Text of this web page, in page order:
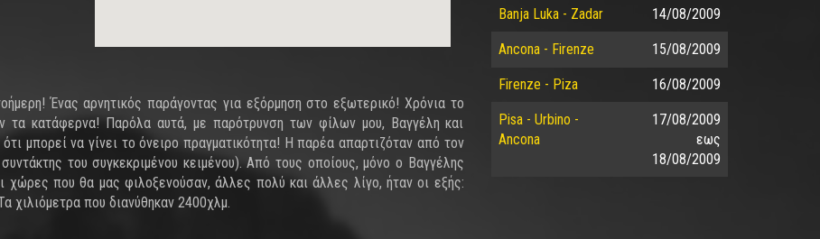
Ένας αρνητικός παράγοντας για εξόρμηση στο εξωτερικό! Χρόνια το
τα κατάφερνα! Παρόλα αυτά, με παρότρυνση των φίλων μου, Βαγγέλη και
μπορεί να γίνει το όνειρο πραγματικότητα! Η παρέα απαρτιζόταν από τον
του συγκεκριμένου κειμένου). Από τους οποίους, μόνο ο Βαγγέλης
χώρες που θα μας φιλοξενούσαν, άλλες πολύ και άλλες λίγο, ήταν οι εξής:
χιλιόμετρα που διανύθηκαν 2400χλμ.
Banja Luka - Zadar 14/08/2009
Ancona - Firenze 15/08/2009
Firenze - Piza 16/08/2009
Pisa - Urbino -
Ancona
17/08/2009
εως
18/08/2009